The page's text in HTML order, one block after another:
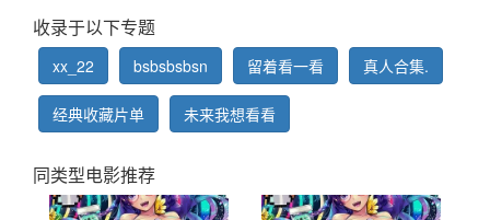
收录于以下专题
xx_22 bsbsbsbsn 留着看一看 真人合集.
经典收藏片单 未来我想看看
同类型电影推荐